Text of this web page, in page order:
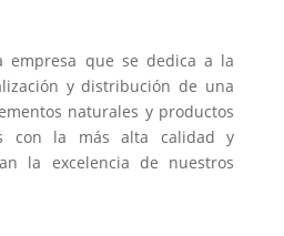
empresa que se dedica a la
y distribución de una
naturales y productos
con la más alta calidad y
la excelencia de nuestros